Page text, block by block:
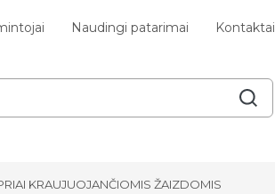
Naudingi patarimai Kontaktai
KRAUJUOJANČIOMIS ŽAIZDOMIS